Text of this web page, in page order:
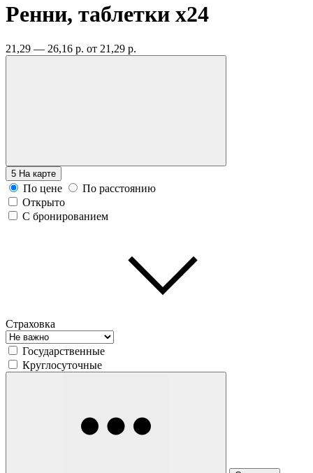
Ренни, таблетки x24
21,29 — 26,16 р. от 21,29 р.
5 На карте
По цене
По расстоянию
Открыто
С бронированием
Страховка
Государственные
Круглосуточные